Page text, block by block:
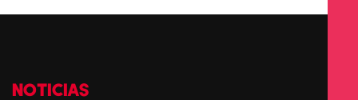
NOTICIAS